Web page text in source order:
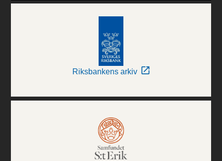
Riksbankens arkiv